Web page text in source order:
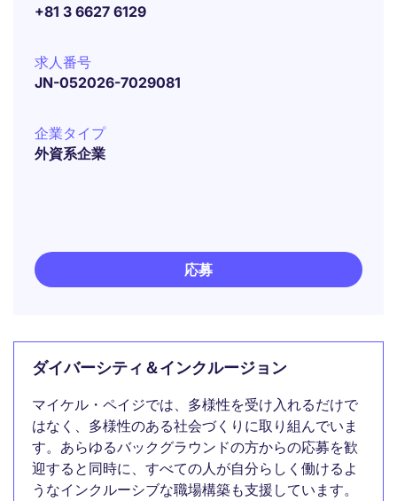
+81 3 6627 6129
求人番号
JN-052026-7029081
企業タイプ
外資系企業
応募
ダイバーシティ＆インクルージョン
マイケル・ペイジでは、多様性を受け入れるだけで
はなく、多様性のある社会づくりに取り組んでいま
す。あらゆるバックグラウンドの方からの応募を歓
迎すると同時に、すべての人が自分らしく働けるよ
うなインクルーシブな職場構築も支援しています。